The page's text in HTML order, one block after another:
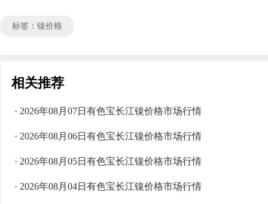
标签：镍价格
相关推荐
· 2026年08月07日有色宝长江镍价格市场行情
· 2026年08月06日有色宝长江镍价格市场行情
· 2026年08月05日有色宝长江镍价格市场行情
· 2026年08月04日有色宝长江镍价格市场行情